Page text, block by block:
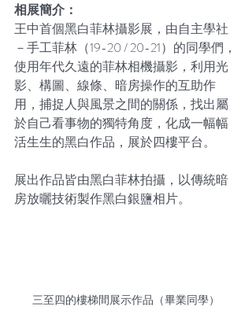
相展簡介：
王中首個黑白菲林攝影展，由自主學社
－手工菲林（19-20 / 20-21）的同學們，
使用年代久遠的菲林相機攝影，利用光
影、構圖、線條、暗房操作的互助作
用，捕捉人與風景之間的關係，找出屬
於自己看事物的獨特角度，化成一幅幅
活生生的黑白作品，展於四樓平台。
展出作品皆由黑白菲林拍攝，以傳統暗
房放曬技術製作黑白銀鹽相片。
三至四的樓梯間展示作品（畢業同學）